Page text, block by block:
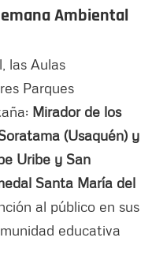
Ambiental
las Aulas
Parques
Mirador de los
(Usaquén) y
Uribe y San
Santa María del
al público en sus
educativa